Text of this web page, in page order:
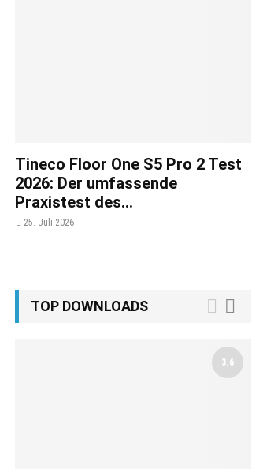
Tineco Floor One S5 Pro 2 Test
2026: Der umfassende
Praxistest des...
25. Juli 2026
TOP DOWNLOADS
3.6